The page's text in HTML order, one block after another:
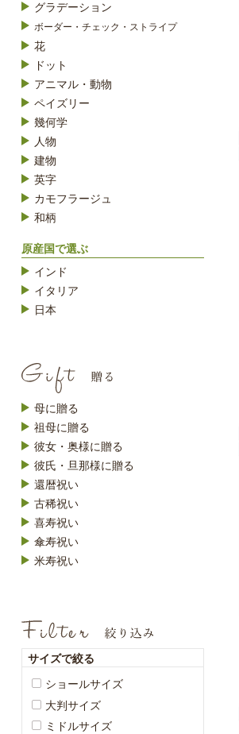
グラデーション
ボーダー・チェック・ストライプ
花
ドット
アニマル・動物
ペイズリー
幾何学
人物
建物
英字
カモフラージュ
和柄
原産国で選ぶ
インド
イタリア
日本
母に贈る
祖母に贈る
彼女・奥様に贈る
彼氏・旦那様に贈る
還暦祝い
古稀祝い
喜寿祝い
傘寿祝い
米寿祝い
サイズで絞る
ショールサイズ
大判サイズ
ミドルサイズ